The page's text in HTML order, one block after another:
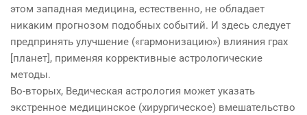
этом западная медицина, естественно, не обладает
никаким прогнозом подобных событий. И здесь следует
предпринять улучшение («гармонизацию») влияния грах
[планет], применяя коррективные астрологические
методы.
Во-вторых, Ведическая астрология может указать
экстренное медицинское (хирургическое) вмешательство